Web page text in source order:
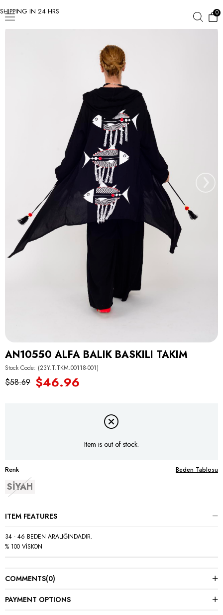
SHIPPING IN 24 HRS 0
›
AN10550 ALFA BALIK BASKILI TAKIM
Stock Code (23Y.T.TKM.00118-001)
$58.69 $46.96
Item is out of stock.
Renk Beden Tablosu
SİYAH
ITEM FEATURES
34 - 46 BEDEN ARALIĞINDADIR.
% 100 VİSKON
COMMENTS(0)
PAYMENT OPTIONS